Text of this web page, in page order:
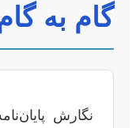
گام به
نگارش